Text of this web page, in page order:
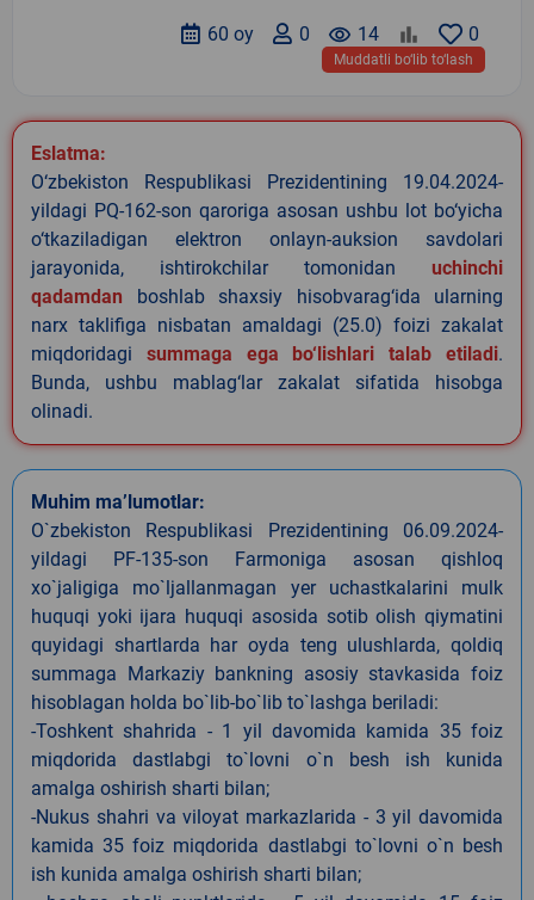
0
remove_red_eye 14
0
60 oy
Muddatli bo‘lib to‘lash
Eslatma:
O‘zbekiston Respublikasi Prezidentining 19.04.2024-
yildagi PQ-162-son qaroriga asosan ushbu lot bo‘yicha
o‘tkaziladigan elektron onlayn-auksion savdolari
jarayonida, ishtirokchilar tomonidan uchinchi
qadamdan boshlab shaxsiy hisobvarag‘ida ularning
narx taklifiga nisbatan amaldagi (25.0) foizi zakalat
miqdoridagi summaga ega bo‘lishlari talab etiladi.
Bunda, ushbu mablag‘lar zakalat sifatida hisobga
olinadi.
Muhim ma’lumotlar:
O`zbekiston Respublikasi Prezidentining 06.09.2024-
yildagi PF-135-son Farmoniga asosan qishloq
xo`jaligiga mo`ljallanmagan yer uchastkalarini mulk
huquqi yoki ijara huquqi asosida sotib olish qiymatini
quyidagi shartlarda har oyda teng ulushlarda, qoldiq
summaga Markaziy bankning asosiy stavkasida foiz
hisoblagan holda bo`lib-bo`lib to`lashga beriladi:
-Toshkent shahrida - 1 yil davomida kamida 35 foiz
miqdorida dastlabgi to`lovni o`n besh ish kunida
amalga oshirish sharti bilan;
-Nukus shahri va viloyat markazlarida - 3 yil davomida
kamida 35 foiz miqdorida dastlabgi to`lovni o`n besh
ish kunida amalga oshirish sharti bilan;